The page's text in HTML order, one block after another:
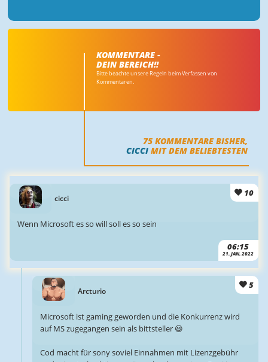
KOMMENTARE -
DEIN BEREICH!!
Bitte beachte unsere Regeln beim Verfassen von
Kommentaren.
75 KOMMENTARE BISHER,
CICCI MIT DEM BELIEBTESTEN
cicci
10
06:15
21. JAN. 2022
Wenn Microsoft es so will soll es so sein
Arcturio
5
Microsoft ist gaming geworden und die Konkurrenz wird
auf MS zugegangen sein als bittsteller 😃
Cod macht für sony soviel Einnahmen mit Lizenzgebühr